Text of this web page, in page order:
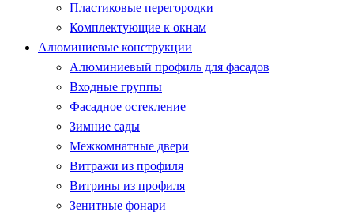
Пластиковые перегородки
Комплектующие к окнам
Алюминиевые конструкции
Алюминиевый профиль для фасадов
Входные группы
Фасадное остекление
Зимние сады
Межкомнатные двери
Витражи из профиля
Витрины из профиля
Зенитные фонари